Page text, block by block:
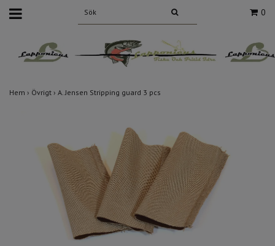
0
Hem › Övrigt › A. Jensen Stripping guard 3 pcs